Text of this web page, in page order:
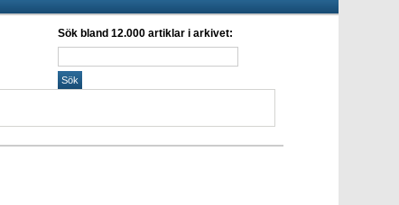
Sök bland 12.000 artiklar i arkivet: